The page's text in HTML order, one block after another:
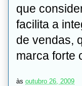
que
facilita a
de vendas,
marca forte
às outubro 26, 2009